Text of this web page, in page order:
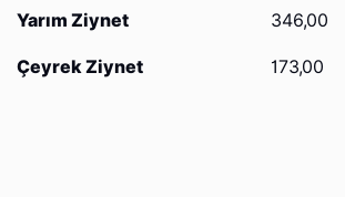
Yarım Ziynet 346,00
Çeyrek Ziynet 173,00